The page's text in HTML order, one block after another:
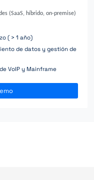
(SaaS, híbrido, on-premise)
( > 1 año)
de datos y gestión de
VoIP y Mainframe